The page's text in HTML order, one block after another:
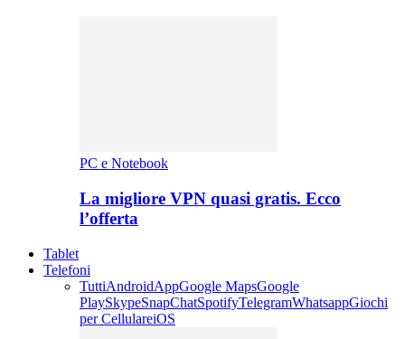
PC e Notebook
La migliore VPN quasi gratis. Ecco
l’offerta
Tablet
Telefoni
TuttiAndroidAppGoogle MapsGoogle
PlaySkypeSnapChatSpotifyTelegramWhatsappGiochi
per CellulareiOS